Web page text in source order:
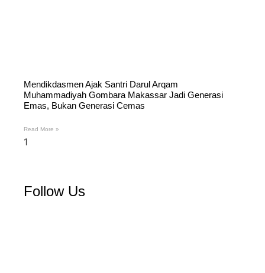
Mendikdasmen Ajak Santri Darul Arqam
Muhammadiyah Gombara Makassar Jadi Generasi
Emas, Bukan Generasi Cemas
Read More »
Follow Us